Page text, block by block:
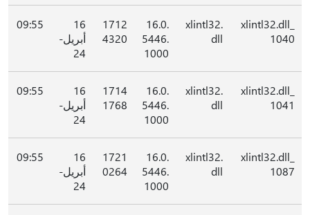
xlintl32.dll_
1040
xlintl32.
dll
16.0.
5446.
1000
1712
4320
16
أبريل-
24
09:55
xlintl32.dll_
1041
xlintl32.
dll
16.0.
5446.
1000
1714
1768
16
أبريل-
24
09:55
xlintl32.dll_
1087
xlintl32.
dll
16.0.
5446.
1000
1721
0264
16
أبريل-
24
09:55